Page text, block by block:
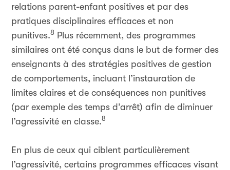
relations parent-enfant positives et par des
pratiques disciplinaires efficaces et non
punitives.8 Plus récemment, des programmes
similaires ont été conçus dans le but de former des
enseignants à des stratégies positives de gestion
de comportements, incluant l’instauration de
limites claires et de conséquences non punitives
(par exemple des temps d’arrêt) afin de diminuer
l’agressivité en classe.8
En plus de ceux qui ciblent particulièrement
l’agressivité, certains programmes efficaces visant